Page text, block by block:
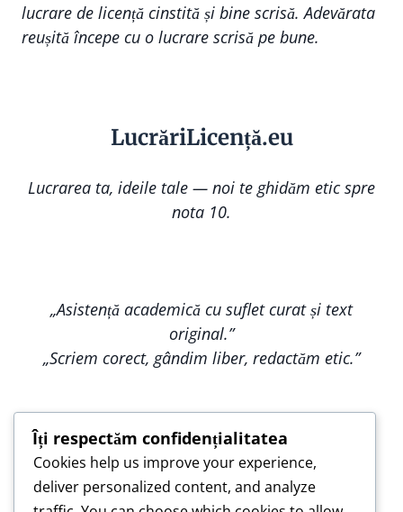
lucrare de licență cinstită și bine scrisă. Adevărata
reușită începe cu o lucrare scrisă pe bune.
LucrăriLicență.eu
Lucrarea ta, ideile tale — noi te ghidăm etic spre
nota 10.
„Asistență academică cu suflet curat și text
original.”
„Scriem corect, gândim liber, redactăm etic.”
„Construim împreună, nu copiem — pentru o
lucrare care te reprezintă.”
Îți respectăm confidențialitatea
Cookies help us improve your experience,
deliver personalized content, and analyze